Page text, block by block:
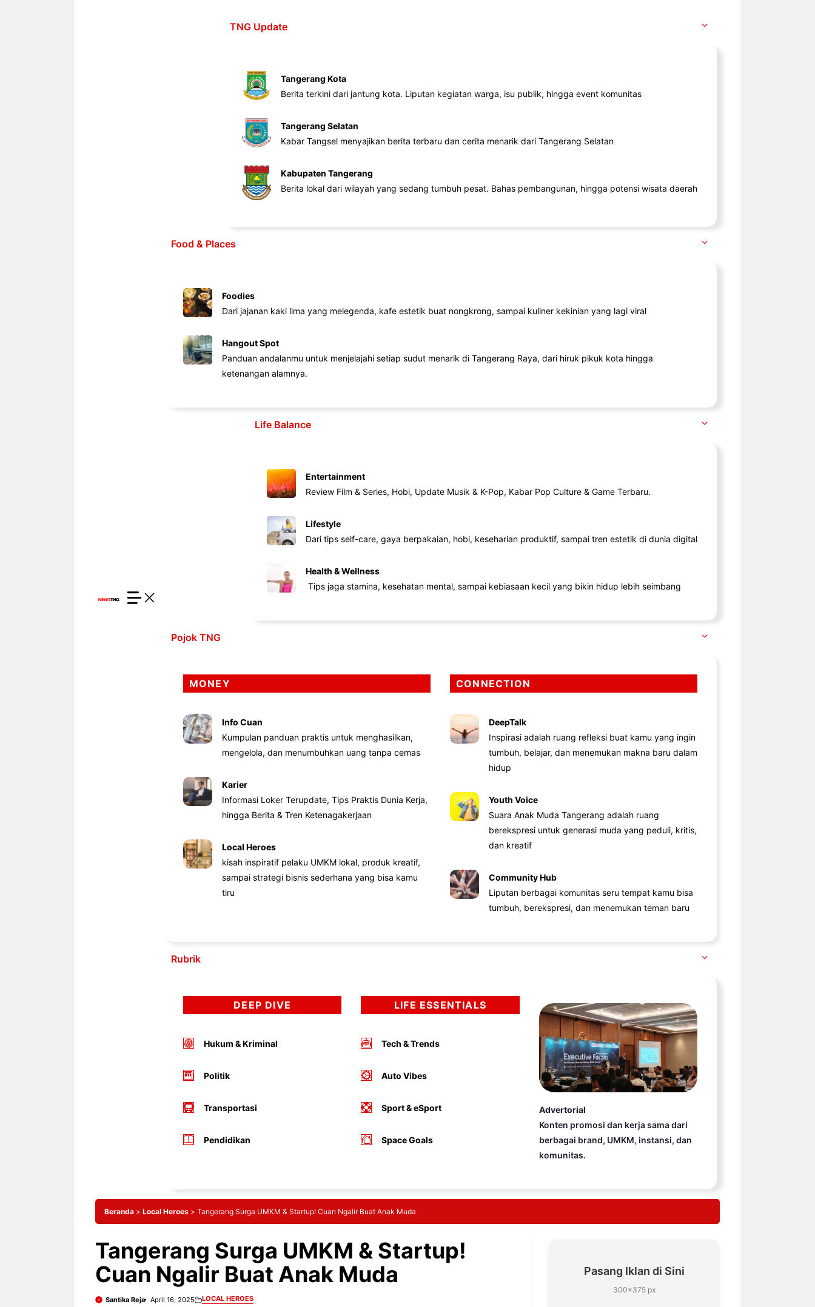
TNG Update
Tangerang Kota
Berita terkini dari jantung kota. Liputan kegiatan warga, isu publik, hingga event komunitas
Tangerang Selatan
Kabar Tangsel menyajikan berita terbaru dan cerita menarik dari Tangerang Selatan
Kabupaten Tangerang
Berita lokal dari wilayah yang sedang tumbuh pesat. Bahas pembangunan, hingga potensi wisata daerah
Food & Places
Foodies
Dari jajanan kaki lima yang melegenda, kafe estetik buat nongkrong, sampai kuliner kekinian yang lagi viral
Hangout Spot
Panduan andalanmu untuk menjelajahi setiap sudut menarik di Tangerang Raya, dari hiruk pikuk kota hingga
ketenangan alamnya.
Life Balance
Entertainment
Review Film & Series, Hobi, Update Musik & K-Pop, Kabar Pop Culture & Game Terbaru.
Lifestyle
Dari tips self-care, gaya berpakaian, hobi, keseharian produktif, sampai tren estetik di dunia digital
Health & Wellness
Tips jaga stamina, kesehatan mental, sampai kebiasaan kecil yang bikin hidup lebih seimbang
Pojok TNG
MONEY
Info Cuan
Kumpulan panduan praktis untuk menghasilkan,
mengelola, dan menumbuhkan uang tanpa cemas
Karier
Informasi Loker Terupdate, Tips Praktis Dunia Kerja,
hingga Berita & Tren Ketenagakerjaan
Local Heroes
kisah inspiratif pelaku UMKM lokal, produk kreatif,
sampai strategi bisnis sederhana yang bisa kamu
tiru
CONNECTION
DeepTalk
Inspirasi adalah ruang refleksi buat kamu yang ingin
tumbuh, belajar, dan menemukan makna baru dalam
hidup
Youth Voice
Suara Anak Muda Tangerang adalah ruang
berekspresi untuk generasi muda yang peduli, kritis,
dan kreatif
Community Hub
Liputan berbagai komunitas seru tempat kamu bisa
tumbuh, berekspresi, dan menemukan teman baru
Rubrik
DEEP DIVE
Hukum & Kriminal
Politik
Transportasi
Pendidikan
LIFE ESSENTIALS
Tech & Trends
Auto Vibes
Sport & eSport
Space Goals
Advertorial
Konten promosi dan kerja sama dari
berbagai brand, UMKM, instansi, dan
komunitas.
Beranda > Local Heroes > Tangerang Surga UMKM & Startup! Cuan Ngalir Buat Anak Muda
Tangerang Surga UMKM & Startup!
Cuan Ngalir Buat Anak Muda
Santika Reja April 16, 2025 LOCAL HEROES
Pasang Iklan di Sini
300×375 px